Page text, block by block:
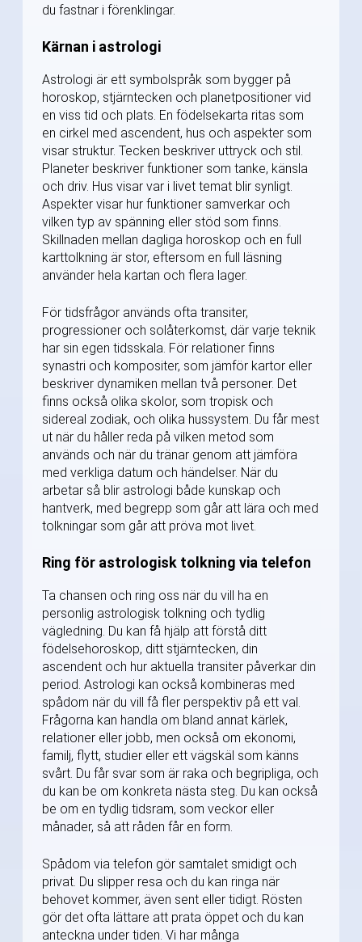
du fastnar i förenklingar.
Kärnan i astrologi
Astrologi är ett symbolspråk som bygger på
horoskop, stjärntecken och planetpositioner vid
en viss tid och plats. En födelsekarta ritas som
en cirkel med ascendent, hus och aspekter som
visar struktur. Tecken beskriver uttryck och stil.
Planeter beskriver funktioner som tanke, känsla
och driv. Hus visar var i livet temat blir synligt.
Aspekter visar hur funktioner samverkar och
vilken typ av spänning eller stöd som finns.
Skillnaden mellan dagliga horoskop och en full
karttolkning är stor, eftersom en full läsning
använder hela kartan och flera lager.
För tidsfrågor används ofta transiter,
progressioner och solåterkomst, där varje teknik
har sin egen tidsskala. För relationer finns
synastri och kompositer, som jämför kartor eller
beskriver dynamiken mellan två personer. Det
finns också olika skolor, som tropisk och
sidereal zodiak, och olika hussystem. Du får mest
ut när du håller reda på vilken metod som
används och när du tränar genom att jämföra
med verkliga datum och händelser. När du
arbetar så blir astrologi både kunskap och
hantverk, med begrepp som går att lära och med
tolkningar som går att pröva mot livet.
Ring för astrologisk tolkning via telefon
Ta chansen och ring oss när du vill ha en
personlig astrologisk tolkning och tydlig
vägledning. Du kan få hjälp att förstå ditt
födelsehoroskop, ditt stjärntecken, din
ascendent och hur aktuella transiter påverkar din
period. Astrologi kan också kombineras med
spådom när du vill få fler perspektiv på ett val.
Frågorna kan handla om bland annat kärlek,
relationer eller jobb, men också om ekonomi,
familj, flytt, studier eller ett vägskäl som känns
svårt. Du får svar som är raka och begripliga, och
du kan be om konkreta nästa steg. Du kan också
be om en tydlig tidsram, som veckor eller
månader, så att råden får en form.
Spådom via telefon gör samtalet smidigt och
privat. Du slipper resa och du kan ringa när
behovet kommer, även sent eller tidigt. Rösten
gör det ofta lättare att prata öppet och du kan
anteckna under tiden. Vi har många